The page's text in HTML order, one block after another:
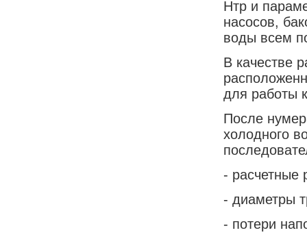
Нтр и
насосов,
воды всем
В качестве
для работы
После
холодного
- расчетные
- диаметры
- потери